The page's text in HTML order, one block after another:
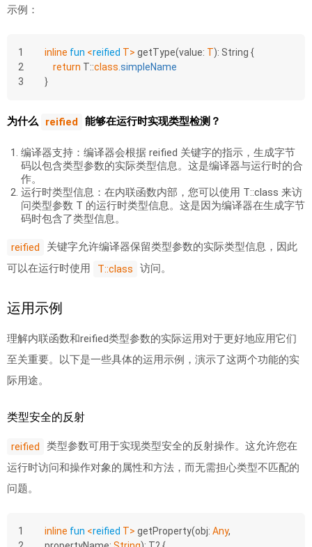
示例：
1
2
3
inline fun <reified T> getType(value: T): String {
return T::class simpleName
}
为什么 reified 能够在运行时实现类型检测？
编译器支持：编译器会根据 reified 关键字的指示，生成字节
码以包含类型参数的实际类型信息。这是编译器与运行时的合
作。
运行时类型信息：在内联函数内部，您可以使用 T::class 来访
问类型参数 T 的运行时类型信息。这是因为编译器在生成字节
码时包含了类型信息。
reified
关键字允许编译器保留类型参数的实际类型信息，因此
可以在运行时使用
T::class 访问。
运用示例
理解内联函数和reified类型参数的实际运用对于更好地应用它们
至关重要。以下是一些具体的运用示例，演示了这两个功能的实
际用途。
类型安全的反射
reified
类型参数可用于实现类型安全的反射操作。这允许您在
运行时访问和操作对象的属性和方法，而无需担心类型不匹配的
问题。
1
inline fun <reified T> getProperty(obj: Any,